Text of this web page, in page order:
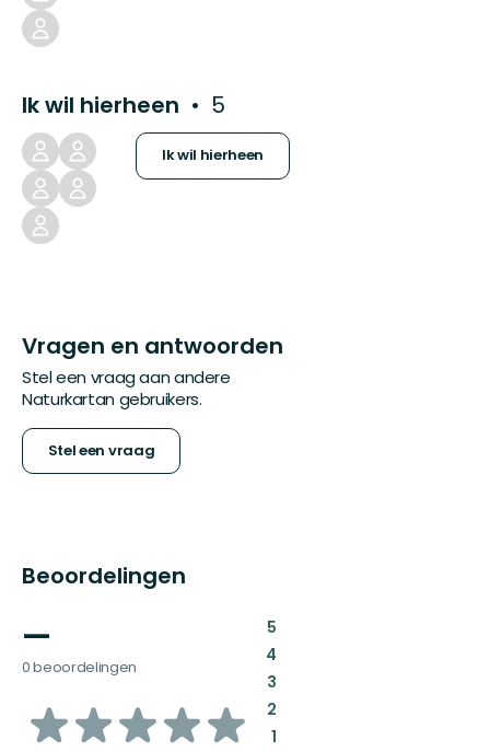
Ik wil hierheen 5
Ik wil hierheen
Vragen en antwoorden
Stel een vraag aan andere
Naturkartan gebruikers.
Stel een vraag
Beoordelingen
—
0 beoordelingen
van
5:
4:
3:
2:
1: